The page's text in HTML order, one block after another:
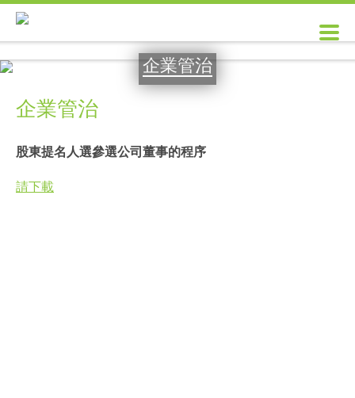
企業管治
企業管治
股東提名人選參選公司董事的程序
請下載